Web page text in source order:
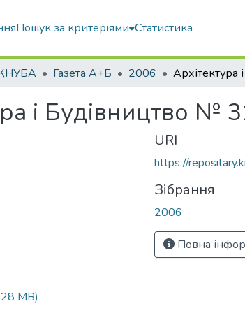
Пошук за критеріями Статистика
Газета А+Б 2006
і Будівництво №
MB)
URI
https://
Зібрання
2006
Повна